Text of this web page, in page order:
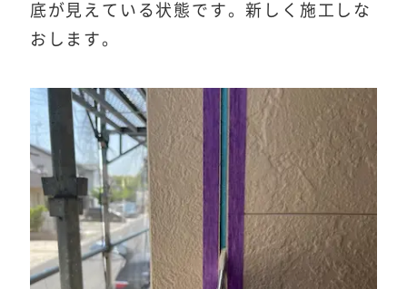
底が見えている状態です。新しく施工しな
おします。